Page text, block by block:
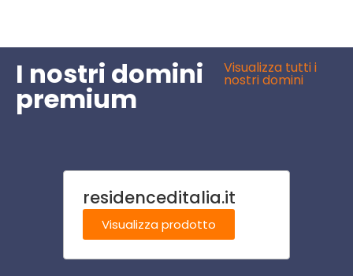
I nostri domini
premium
Visualizza tutti i
nostri domini
residenceditalia.it
Visualizza prodotto